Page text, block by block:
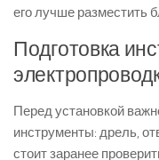
его лучше разместить
Подготовка
Перед установкой
инструменты: дрель,
стоит заранее